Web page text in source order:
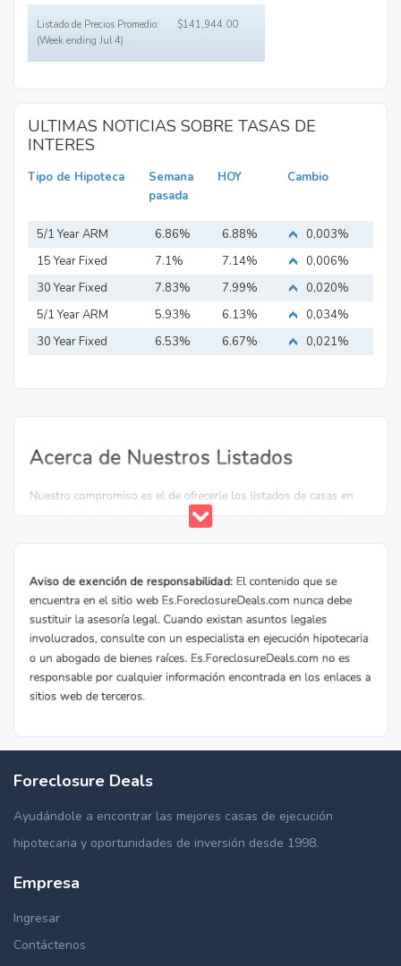
Listado de Precios Promedio:
(Week ending Jul 4)
$141,944.00
ULTIMAS NOTICIAS SOBRE TASAS DE
INTERES
Tipo de Hipoteca
Semana
pasada
HOY Cambio
5/1 Year ARM 6.86% 6.88%
0,003%
15 Year Fixed
Mortgage
7.1% 7.14%
0,006%
30 Year Fixed
Mortgage
7.83% 7.99%
0,020%
5/1 Year ARM
5.93% 6.13%
0,034%
30 Year Fixed
6.53% 6.67% 0,021%
Foreclosure Deals
Ayudándole a encontrar las mejores casas de ejecución
hipotecaria y oportunidades de inversión desde 1998.
Empresa
Ingresar
Contáctenos